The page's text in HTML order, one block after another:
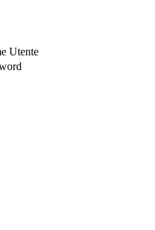
Utente